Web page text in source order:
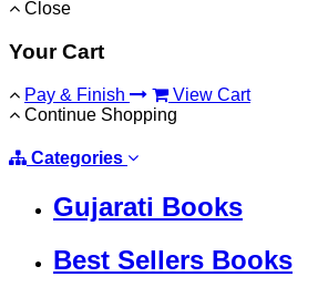
Close
Your Cart
Pay & Finish
View Cart
Continue Shopping
Categories
Gujarati Books
Best Sellers Books